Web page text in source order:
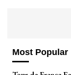
Most Popular